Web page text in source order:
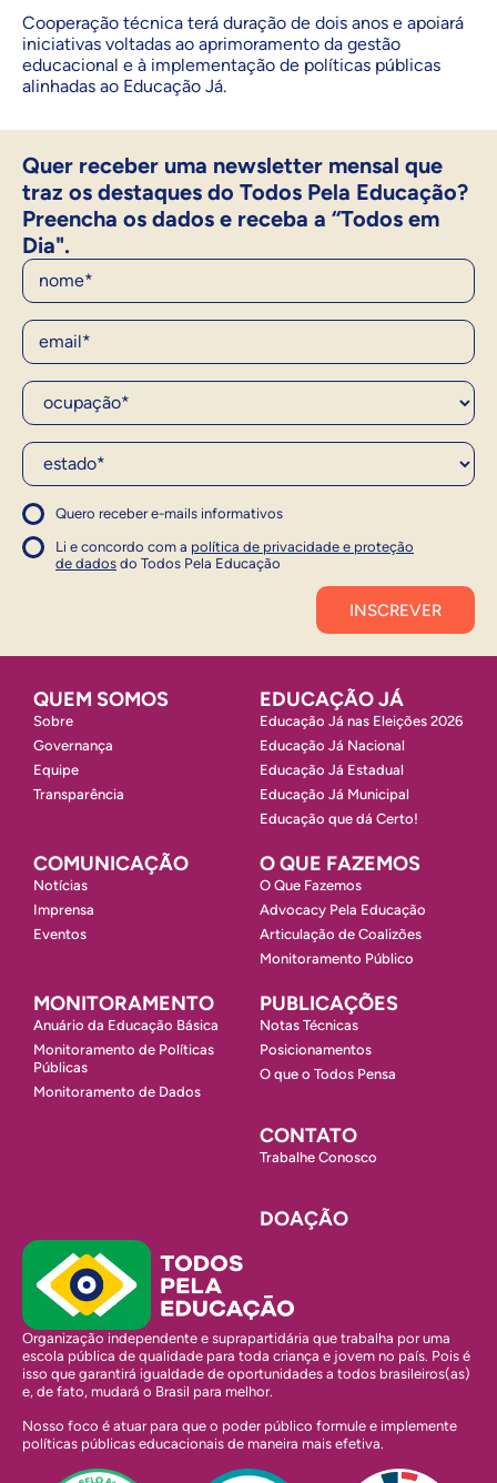
Cooperação técnica terá duração de dois anos e apoiará
iniciativas voltadas ao aprimoramento da gestão
educacional e à implementação de políticas públicas
alinhadas ao Educação Já.
Quer receber uma newsletter mensal que
traz os destaques do Todos Pela Educação?
Preencha os dados e receba a “Todos em
Dia".
Nome
E-Mail
Ocupação*
Estado*
Quero receber e-mails informativos
1
Concordo com a política
Concordo com a política
Li e concordo com a política de privacidade e proteção
de dados do Todos Pela Educação
1
QUEM SOMOS
Sobre
Governança
Equipe
Transparência
EDUCAÇÃO JÁ
Educação Já nas Eleições 2026
Educação Já Nacional
Educação Já Estadual
Educação Já Municipal
Educação que dá Certo!
COMUNICAÇÃO
Notícias
Imprensa
Eventos
O QUE FAZEMOS
O Que Fazemos
Advocacy Pela Educação
Articulação de Coalizões
Monitoramento Público
MONITORAMENTO
Anuário da Educação Básica
Monitoramento de Políticas
Públicas
Monitoramento de Dados
PUBLICAÇÕES
Notas Técnicas
Posicionamentos
O que o Todos Pensa
CONTATO
Trabalhe Conosco
DOAÇÃO
Organização independente e suprapartidária que trabalha por uma
escola pública de qualidade para toda criança e jovem no país. Pois é
isso que garantirá igualdade de oportunidades a todos brasileiros(as)
e, de fato, mudará o Brasil para melhor.
Nosso foco é atuar para que o poder público formule e implemente
políticas públicas educacionais de maneira mais efetiva.